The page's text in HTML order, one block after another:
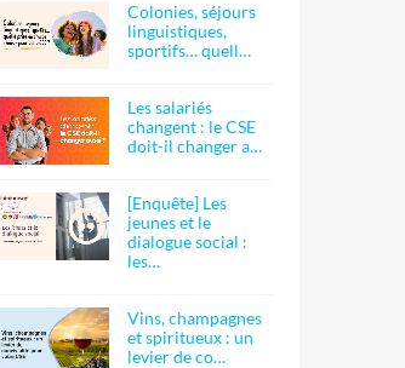
Colonies, séjours
linguistiques,
sportifs… quell…
Les salariés
changent : le CSE
doit-il changer a…
[Enquête] Les
jeunes et le
dialogue social :
les…
Vins, champagnes
et spiritueux : un
levier de co…